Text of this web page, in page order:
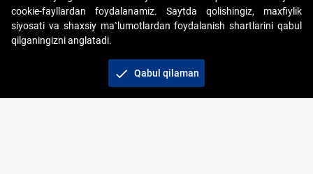
Copyright © 2017-2026. "Elektron onlayn-auksionlarni
tashkil etish" AJ. Barcha huquqlar himoyalangan
cookie-fayllardan foydalanamiz. Saytda qolishingiz, maxfiylik
siyosati va shaxsiy ma`lumotlardan foydalanish shartlarini qabul
qilganingizni anglatadi.
check Qabul qilaman